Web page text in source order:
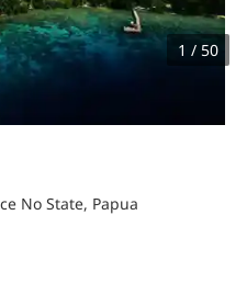
1 / 50
No State, Papua